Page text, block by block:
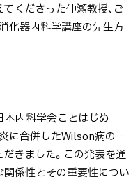
くださった仲瀬教授、ご
化器内科学講座の先生方
本内科学会ことはじめ
炎に合併したWilson病の一
きました。この発表を通
関係性とその重要性につい